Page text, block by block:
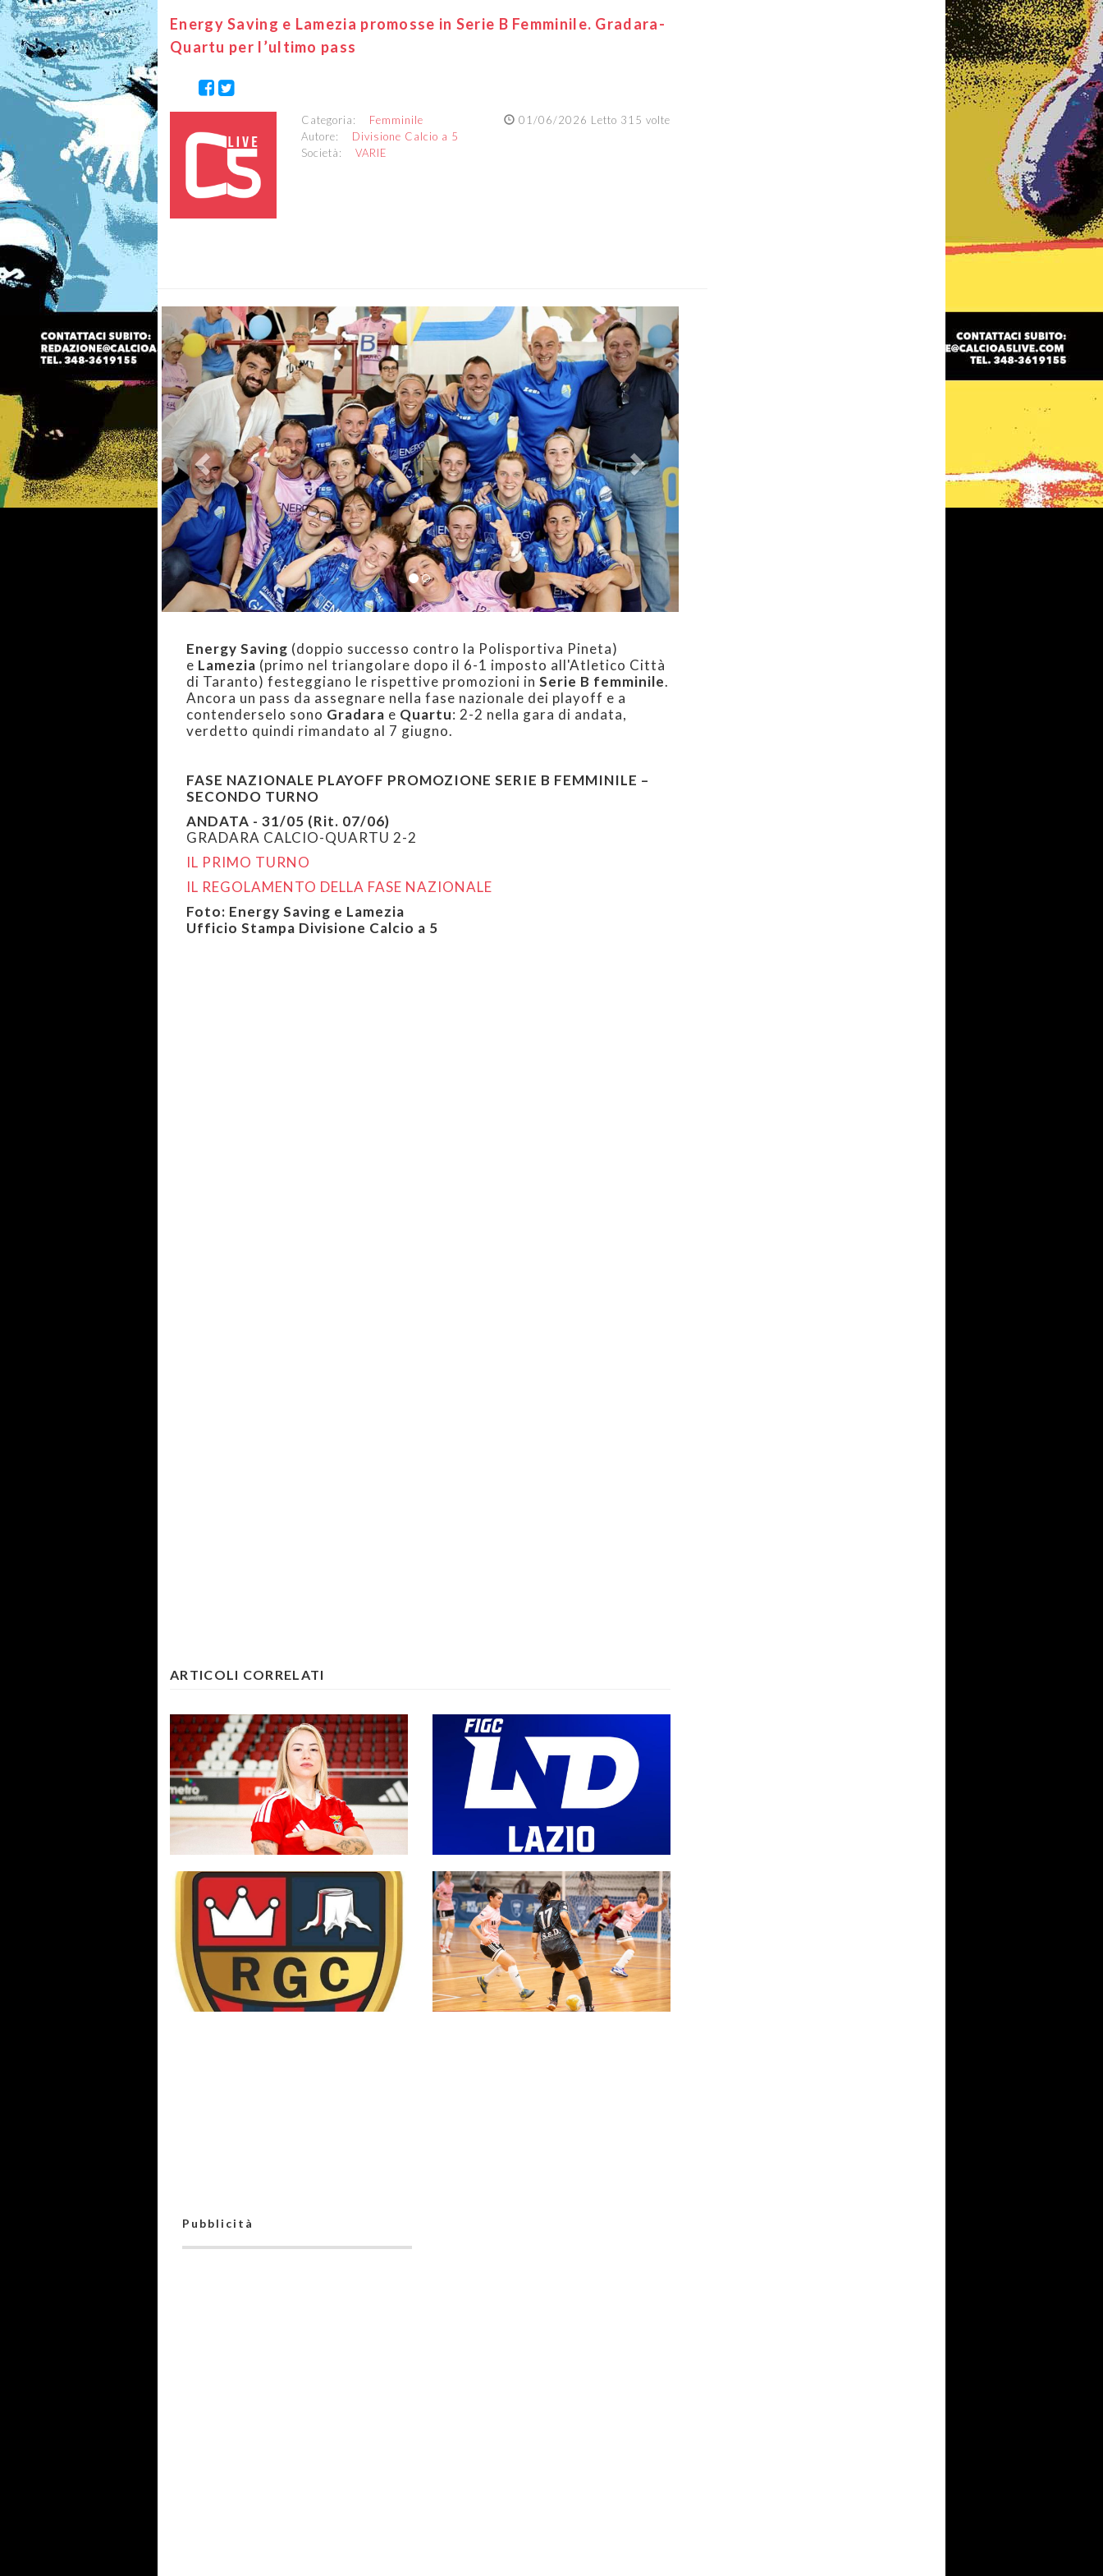
Energy Saving e Lamezia promosse in Serie B Femminile. Gradara-
Quartu per l’ultimo pass
01/06/2026 Letto 315 volte
Categoria: Femminile
Autore: Divisione Calcio a 5
Società: VARIE
Previous Next
Energy Saving (doppio successo contro la Polisportiva Pineta)
e Lamezia (primo nel triangolare dopo il 6-1 imposto all'Atletico Città
di Taranto) festeggiano le rispettive promozioni in Serie B femminile.
Ancora un pass da assegnare nella fase nazionale dei playoff e a
contenderselo sono Gradara e Quartu: 2-2 nella gara di andata,
verdetto quindi rimandato al 7 giugno.
FASE NAZIONALE PLAYOFF PROMOZIONE SERIE B FEMMINILE –
SECONDO TURNO
ANDATA - 31/05 (Rit. 07/06)
GRADARA CALCIO-QUARTU 2-2
IL PRIMO TURNO
IL REGOLAMENTO DELLA FASE NAZIONALE
Foto: Energy Saving e Lamezia
Ufficio Stampa Divisione Calcio a 5
ARTICOLI CORRELATI
#futsalmercato, la Serie A
#SerieCFemminile, sono 14 i
team ai nastri di partenza:
l'elenco delle partecipanti laziali
Pubblicità